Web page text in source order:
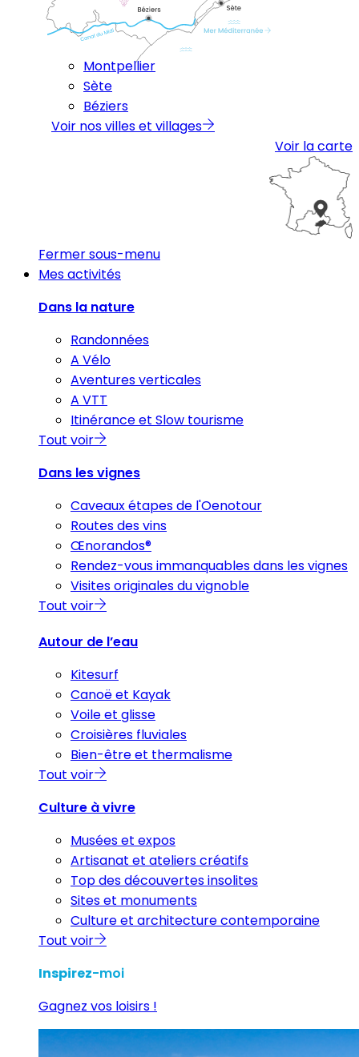
Montpellier
Sète
Béziers
Voir nos villes et villages
Voir la carte
Fermer sous-menu
Mes activités
Dans la nature
Randonnées
A Vélo
Aventures verticales
A VTT
Itinérance et Slow tourisme
Tout voir
Dans les vignes
Caveaux étapes de l'Oenotour
Routes des vins
Œnorandos®
Rendez-vous immanquables dans les vignes
Visites originales du vignoble
Tout voir
Autour de l’eau
Kitesurf
Canoë et Kayak
Voile et glisse
Croisières fluviales
Bien-être et thermalisme
Tout voir
Culture à vivre
Musées et expos
Artisanat et ateliers créatifs
Top des découvertes insolites
Sites et monuments
Culture et architecture contemporaine
Tout voir
Inspirez-moi
Gagnez vos loisirs !